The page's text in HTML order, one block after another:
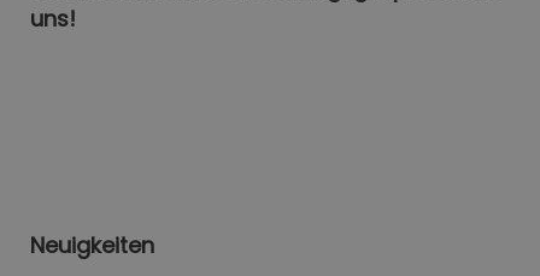
uns!
Neuigkeiten